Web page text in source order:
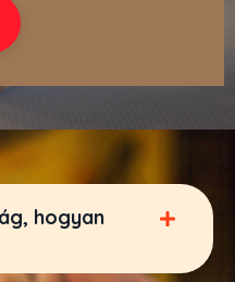
hogyan